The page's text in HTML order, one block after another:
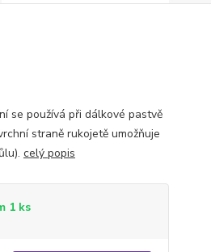
se používá při dálkové pastvě
straně rukojetě umožňuje
celý popis
1 ks